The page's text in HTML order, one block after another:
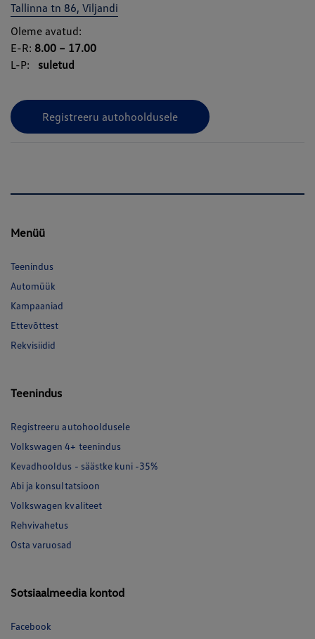
Tallinna tn 86, Viljandi
Oleme avatud:
E-R: 8.00 – 17.00
L-P: suletud
Registreeru autohooldusele
Menüü
Teenindus
Automüük
Kampaaniad
Ettevõttest
Rekvisiidid
Teenindus
Registreeru autohooldusele
Volkswagen 4+ teenindus
Kevadhooldus - säästke kuni -35%
Abi ja konsultatsioon
Volkswagen kvaliteet
Rehvivahetus
Osta varuosad
Sotsiaalmeedia kontod
Facebook